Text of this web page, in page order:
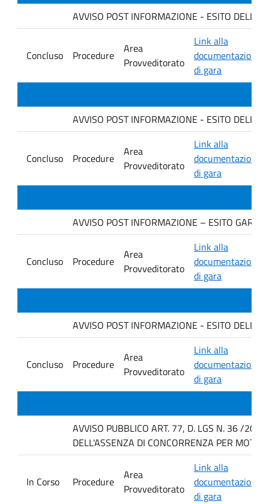
AVVISO POST INFORMAZIONE - ESITO
Concluso Procedure
Area
Provveditorato
Link alla
documentazione
di gara
AVVISO POST INFORMAZIONE - ESITO DELLA
Concluso Procedure
Area
Provveditorato
Link alla
documentazione
di gara
AVVISO POST INFORMAZIONE – ESITO GARA.
Concluso Procedure
Area
Provveditorato
Link alla
documentazione
di gara
AVVISO POST INFORMAZIONE - ESITO
Concluso Procedure
Area
Provveditorato
Link alla
documentazione
di gara
AVVISO PUBBLICO ART. 77, D. LGS N. 36 /
DELL'ASSENZA DI CONCORRENZA PER MOTIVI
In Corso Procedure
Area
Provveditorato
Link alla
documentazione
di gara